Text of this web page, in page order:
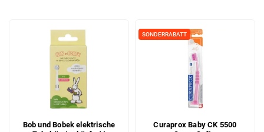
Bob und Bobek elektrische
SONDERRABATT
Curaprox Baby CK 5500